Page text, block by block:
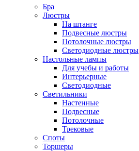
Бра
Люстры
На штанге
Подвесные люстры
Потолочные люстры
Светодиодные люстры
Настольные лампы
Для учебы и работы
Интерьерные
Светодиодные
Светильники
Настенные
Подвесные
Потолочные
Трековые
Споты
Торшеры